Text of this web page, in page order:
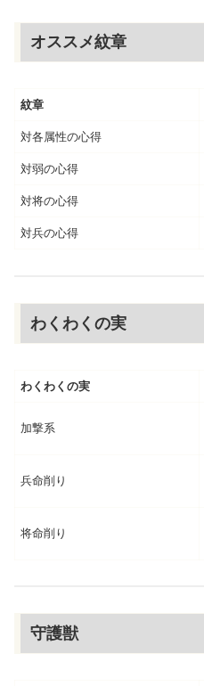
オススメ紋章
紋章
対各属性の心得
対弱の心得
対将の心得
対兵の心得
わくわくの実
わくわくの実
加撃系
兵命削り
将命削り
守護獣